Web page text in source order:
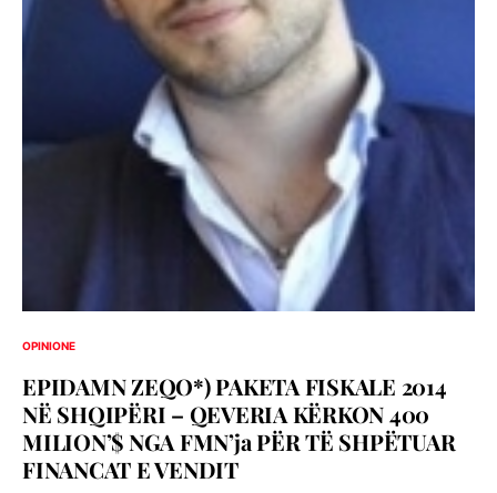
OPINIONE
EPIDAMN ZEQO*) PAKETA FISKALE 2014
NË SHQIPËRI – QEVERIA KËRKON 400
MILION’$ NGA FMN’ja PËR TË SHPËTUAR
FINANCAT E VENDIT